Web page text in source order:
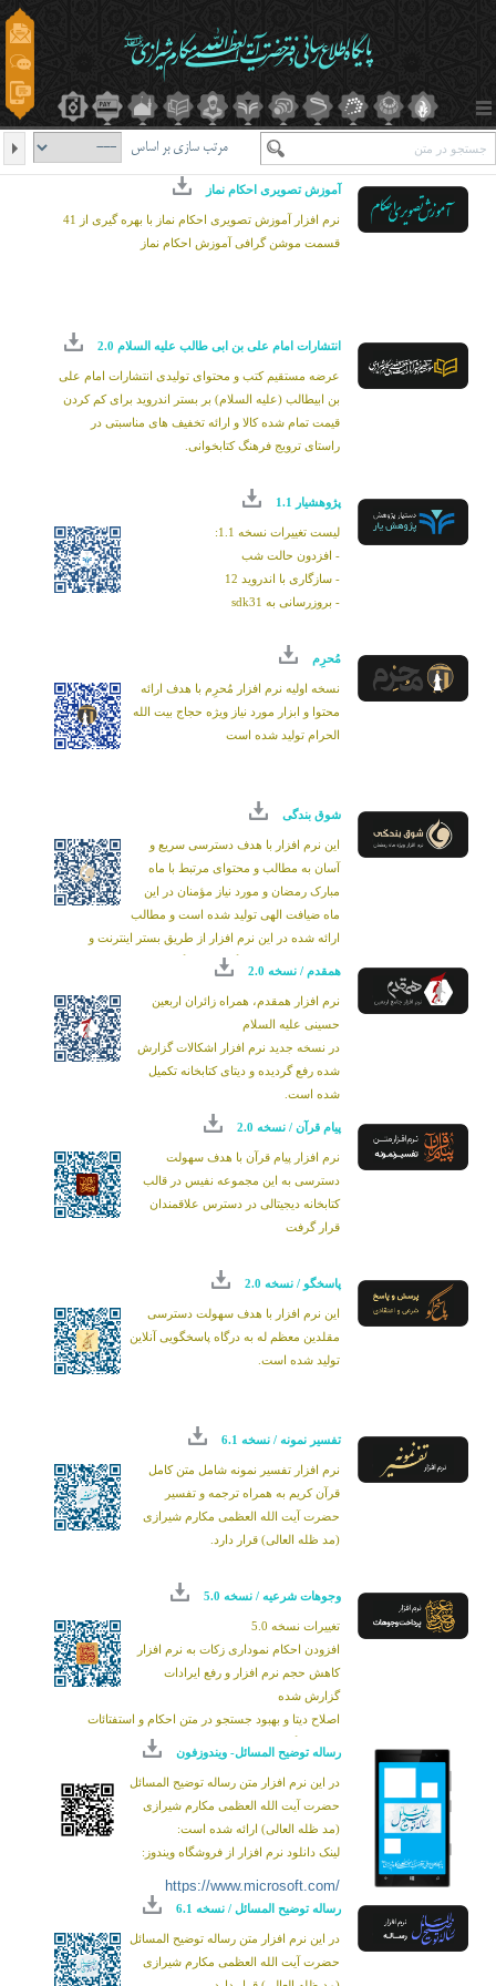
مرتب سازی بر اساس
آموزش تصویری احکام نماز
نرم افزار آموزش تصویری احکام نماز با بهره گیری از 41
قسمت موشن گرافی آموزش احکام نماز
انتشارات امام علی بن ابی طالب علیه السلام 2.0
عرضه مستقیم کتب و محتوای تولیدی انتشارات امام علی
بن ابیطالب (علیه السلام) بر بستر اندروید برای کم کردن
قیمت تمام شده کالا و ارائه تخفیف های مناسبتی در
راستای ترویج فرهنگ کتابخوانی.
پژوهشیار 1.1
لیست تغییرات نسخه 1.1:
- افزدون حالت شب
- سازگاری با اندروید 12
- بروزرسانی به sdk31
مُحرِم
نسخه اولیه نرم افزار مُحرِم با هدف ارائه
محتوا و ابزار مورد نیاز ویژه حجاج بیت الله
الحرام تولید شده است
شوق بندگی
این نرم افزار با هدف دسترسی سریع و
آسان به مطالب و محتوای مرتبط با ماه
مبارک رمضان و مورد نیاز مؤمنان در این
ماه ضیافت الهی تولید شده است و مطالب
ارائه شده در این نرم افزار از طریق بستر اینترنت و
محتوای موجود در وبگاه های پایگاه اطلاع رسانی دفتر
شود.
همقدم / نسخه 2.0
نرم افزار همقدم، همراه زائران اربعین
حسینی علیه السلام
در نسخه جدید نرم افزار اشکالات گزارش
شده رفع گردیده و دیتای کتابخانه تکمیل
شده است.
پیام قرآن / نسخه 2.0
نرم افزار پیام قرآن با هدف سهولت
دسترسی به این مجموعه نفیس در قالب
کتابخانه دیجیتالی در دسترس علاقمندان
قرار گرفت
پاسخگو / نسخه 2.0
این نرم افزار با هدف سهولت دسترسی
مقلدین معظم له به درگاه پاسخگویی آنلاین
تولید شده است.
تفسیر نمونه / نسخه 6.1
نرم افزار تفسیر نمونه شامل متن کامل
قرآن کریم به همراه ترجمه و تفسیر
حضرت آیت الله العظمی مکارم شیرازی
(مد ظله العالی) قرار دارد.
وجوهات شرعیه / نسخه 5.0
تغییرات نسخه 5.0
افزودن احکام نموداری زکات به نرم افزار
کاهش حجم نرم افزار و رفع ایرادات
گزارش شده
اصلاح دیتا و بهبود جستجو در متن احکام و استفتائات
رساله توضيح المسائل- ویندوزفون
در این نرم افزار متن رساله توضیح المسائل
حضرت آیت الله العظمی مکارم شیرازی
(مد ظله العالی) ارائه شده است:
لینک دانلود نرم افزار از فروشگاه ویندوز:
https://www.microsoft.com/
رساله توضيح المسائل / نسخه 6.1
در این نرم افزار متن رساله توضیح المسائل
حضرت آیت الله العظمی مکارم شیرازی